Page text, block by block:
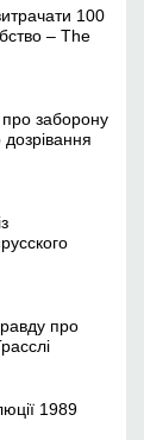
100
– The
про заборону
дозрівання
про
1989